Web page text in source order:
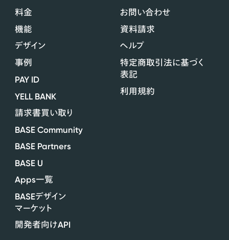
料金
機能
デザイン
事例
PAY ID
YELL BANK
請求書買い取り
BASE Community
BASE Partners
BASE U
Apps一覧
BASEデザイン
マーケット
開発者向けAPI
お問い合わせ
資料請求
ヘルプ
特定商取引法に基づく
表記
利用規約